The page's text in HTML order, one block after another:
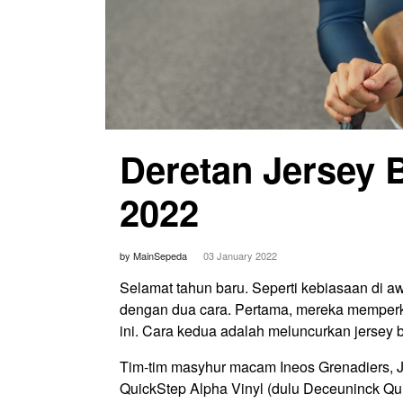
Deretan Jersey
2022
by MainSepeda 03 January 2022
Selamat tahun baru. Seperti kebiasaan di
dengan dua cara. Pertama, mereka
ini. Cara kedua adalah meluncurkan jersey
Tim-tim masyhur macam Ineos Grenadiers,
QuickStep Alpha Vinyl (dulu Deceuninck